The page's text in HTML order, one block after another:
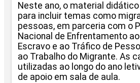
Neste ano, o material
para incluir temas como
pessoas, em parceria com o
Nacional de Enfrentamento
Escravo e ao Tráfico de
ao Trabalho do Migrante. As
utilizadas ao longo do ano
de apoio em sala de aula.